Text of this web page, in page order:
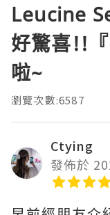
Leucine
好驚喜!!
啦~
瀏覽次數:6587
Ctying
發佈於